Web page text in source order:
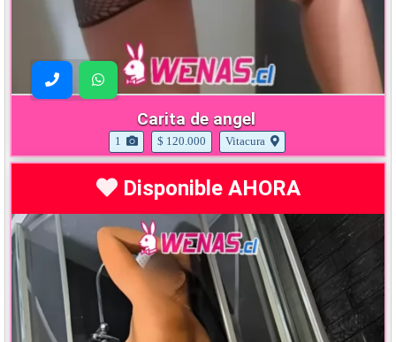
Carita de angel
1 $ 120.000 Vitacura
Disponible AHORA